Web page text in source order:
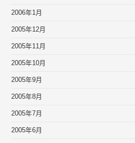
2006年1月
2005年12月
2005年11月
2005年10月
2005年9月
2005年8月
2005年7月
2005年6月